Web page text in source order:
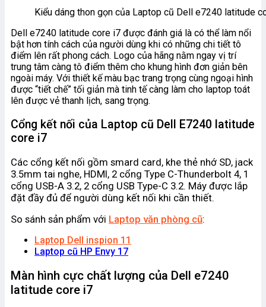
Kiểu dáng thon gọn của Laptop cũ Dell e7240 latitude
Dell e7240 latitude core i7 được đánh giá là có thể làm nổi
bật hơn tính cách của người dùng khi có những chi tiết tô
điểm lên rất phong cách. Logo của hãng nằm ngay vị trí
trung tâm càng tô điểm thêm cho khung hình đơn giản bên
ngoài máy. Với thiết kế màu bạc trang trọng cùng ngoại hình
được “tiết chế” tối giản mà tinh tế càng làm cho laptop toát
lên được vẻ thanh lịch, sang trọng.
Cổng kết nối của Laptop cũ Dell E7240 latitude
core i7
Các cổng kết nối gồm smard card, khe thẻ nhớ SD, jack
3.5mm tai nghe, HDMI, 2 cổng Type C-Thunderbolt 4, 1
cổng USB-A 3.2, 2 cổng USB Type-C 3.2. Máy được lắp
đặt đầy đủ để người dùng kết nối khi cần thiết.
So sánh sản phẩm với Laptop văn phòng cũ:
Laptop Dell inspion 11
Laptop cũ HP Envy 17
Màn hình cực chất lượng của Dell e7240
latitude core i7